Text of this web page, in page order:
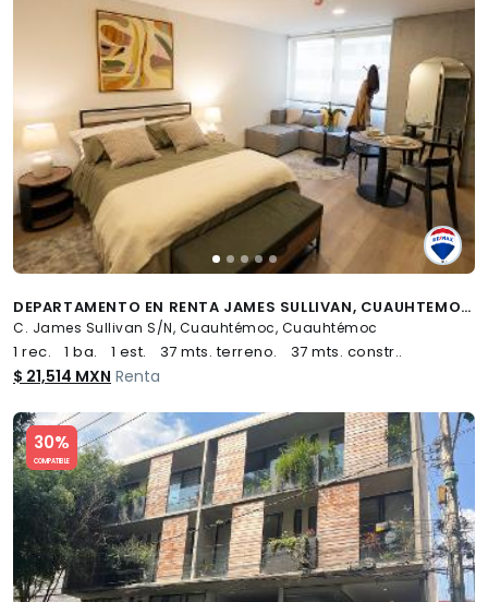
DEPARTAMENTO EN RENTA JAMES SULLIVAN, CUAUHTEMOC - (34)
C. James Sullivan S/N, Cuauhtémoc, Cuauhtémoc
1 rec. 1 ba. 1 est. 37 mts. terreno. 37 mts. constr..
$ 21,514 MXN Renta
30%
COMPATIBLE
Slide 1 of 5